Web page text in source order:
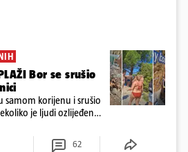
Bor se srušio
samom korijenu i srušio
je ljudi ozlijeđeno,
62